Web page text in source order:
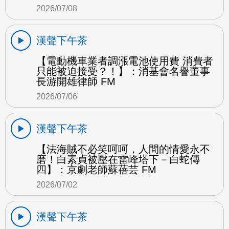
2026/07/08
漢聲下午茶
【電動機車業者調漲電池使用費 消費者
只能被迫接受？！】：消基會名譽董事
長游開雄律師 FM
2026/07/06
漢聲下午茶
【法海賊不必笑呵呵，人間的情愛永不
磨！白素貞被壓在雷峰塔下－白蛇傳
四】：京劇老師蘇蓓芸 FM
2026/07/02
漢聲下午茶